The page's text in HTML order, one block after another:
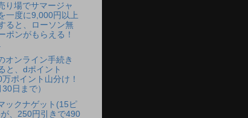
り場でサマージャ
一度に9,000円以上
ると、ローソン無
ポンがもらえる！
オンライン手続き
と、dポイント
ポイント山分け！
30日まで）
ックナゲット(15ピ
、250円引きで490